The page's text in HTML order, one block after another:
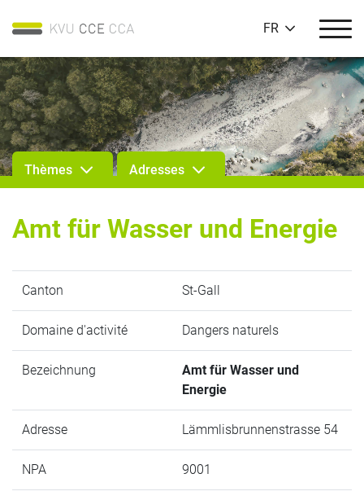
FR
Thèmes Adresses
Amt für Wasser und Energie
Canton St-Gall
Domaine d'activité Dangers naturels
Bezeichnung
Amt für Wasser und
Energie
Adresse Lämmlisbrunnenstrasse 54
NPA 9001